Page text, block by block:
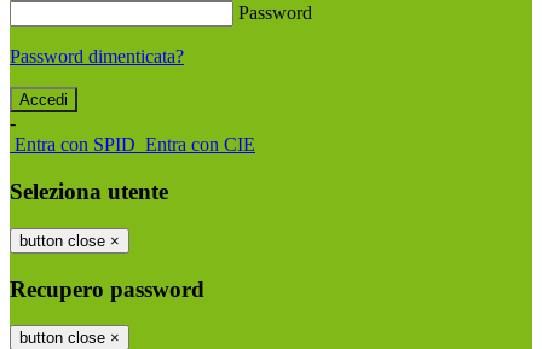
Password
Password dimenticata?
-
Entra con SPID Entra con CIE
Seleziona utente
button close ×
Recupero password
button close ×